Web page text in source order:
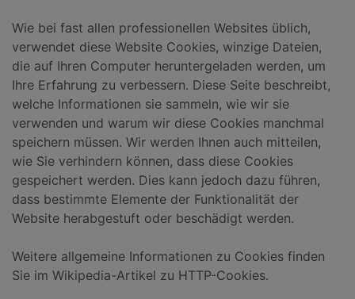
Wie bei fast allen professionellen Websites üblich,
verwendet diese Website Cookies, winzige Dateien,
die auf Ihren Computer heruntergeladen werden, um
Ihre Erfahrung zu verbessern. Diese Seite beschreibt,
welche Informationen sie sammeln, wie wir sie
verwenden und warum wir diese Cookies manchmal
speichern müssen. Wir werden Ihnen auch mitteilen,
wie Sie verhindern können, dass diese Cookies
gespeichert werden. Dies kann jedoch dazu führen,
dass bestimmte Elemente der Funktionalität der
Website herabgestuft oder beschädigt werden.
Weitere allgemeine Informationen zu Cookies finden
Sie im Wikipedia-Artikel zu HTTP-Cookies.